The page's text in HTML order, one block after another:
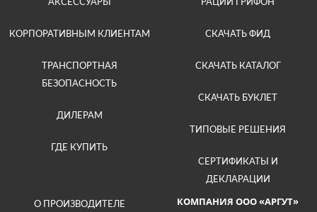
КОРПОРАТИВНЫМ КЛИЕНТАМ
ТРАНСПОРТНАЯ
БЕЗОПАСНОСТЬ
ДИЛЕРАМ
ГДЕ КУПИТЬ
СКАЧАТЬ ФИД
СКАЧАТЬ КАТАЛОГ
СКАЧАТЬ БУКЛЕТ
ТИПОВЫЕ РЕШЕНИЯ
СЕРТИФИКАТЫ И
ДЕКЛАРАЦИИ
О ПРОИЗВОДИТЕЛЕ КОМПАНИЯ ООО «АРГУТ»